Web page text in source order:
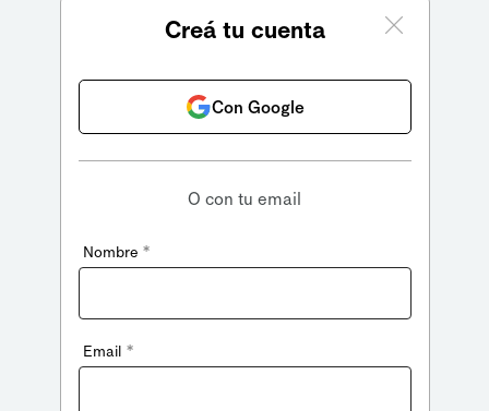
Creá tu cuenta
Con Google
O con tu email
Nombre *
Email *